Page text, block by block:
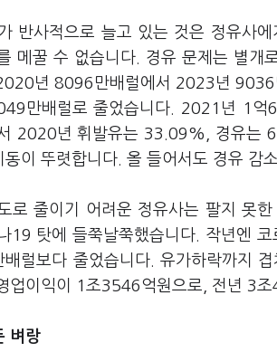
반사적으로 늘고 있는 것은 정유사
메꿀 수 없습니다. 경유 문제는 별개
년 8096만배럴에서 2023년
만배럴로 줄었습니다. 2021년 1억
2020년 휘발유는 33.09%, 경유는
이 뚜렷합니다. 올 들어서도 경유 감
로 줄이기 어려운 정유사는 팔지 못
19 탓에 들쭉날쭉했습니다. 작년엔
럴보다 줄었습니다. 유가하락까지
업이익이 1조3546억원으로, 전년 3
벼랑